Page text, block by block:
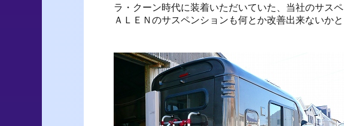
ラ・クーン時代に装着いただいていた、当社のサス
ＡＬＥＮのサスペンションも何とか改善出来ないか